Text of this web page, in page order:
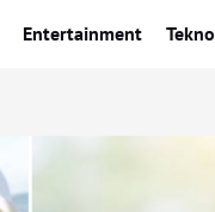
Entertainment Tekno